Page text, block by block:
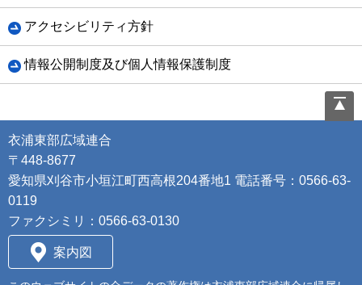
アクセシビリティ方針
情報公開制度及び個人情報保護制度
衣浦東部広域連合
〒448-8677
愛知県刈谷市小垣江町西高根204番地1 電話番号：0566-63-
0119
ファクシミリ：0566-63-0130
案内図